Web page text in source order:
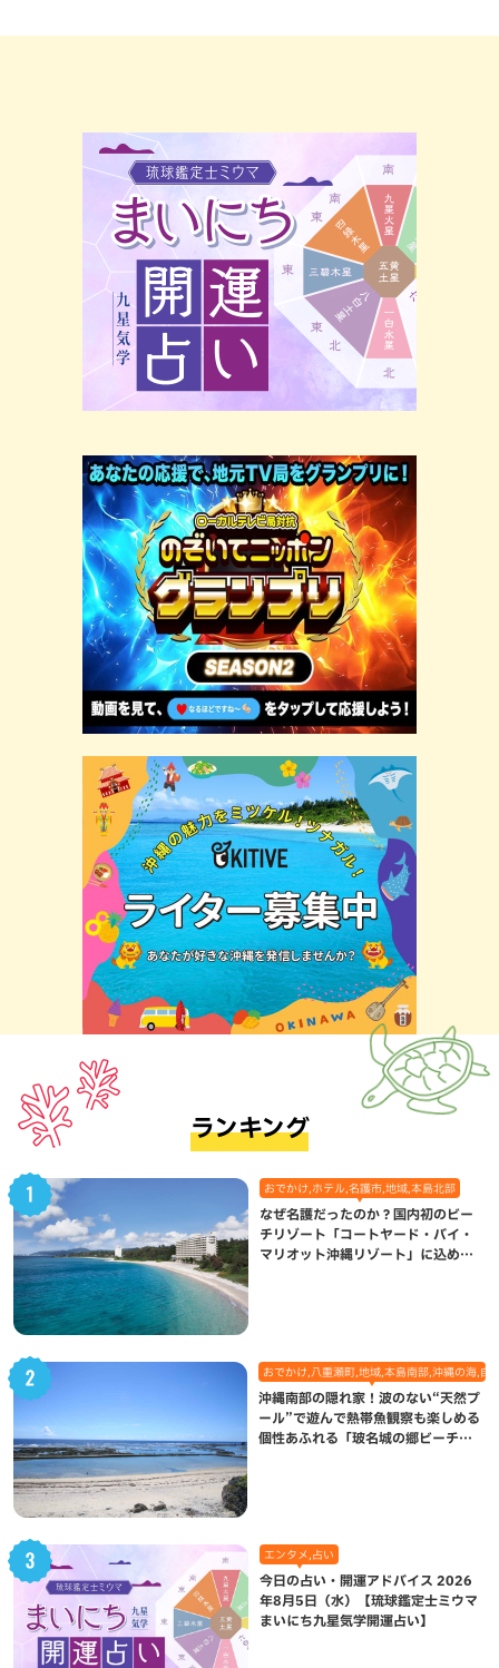
ランキング
おでかけ,ホテル,名護市,地域,本島北部
なぜ名護だったのか？国内初のビー
チリゾート「コートヤード・バイ・
マリオット沖縄リゾート」に込めら
おでかけ,八重瀬町,地域,本島南部,沖縄の海,自
沖縄南部の隠れ家！波のない“天然プ
ール”で遊んで熱帯魚観察も楽しめる
個性あふれる「玻名城の郷ビーチ」
エンタメ,占い
今日の占い・開運アドバイス 2026
年8月5日（水）【琉球鑑定士ミウマ
まいにち九星気学開運占い】